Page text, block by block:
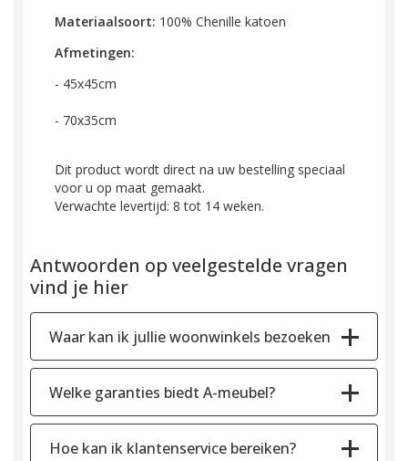
Materiaalsoort: 100% Chenille katoen
Afmetingen:
- 45x45cm
- 70x35cm
Dit product wordt direct na uw bestelling speciaal
voor u op maat gemaakt.
Verwachte levertijd: 8 tot 14 weken.
Antwoorden op veelgestelde vragen
vind je hier
Waar kan ik jullie woonwinkels bezoeken
Welke garanties biedt A-meubel?
Hoe kan ik klantenservice bereiken?